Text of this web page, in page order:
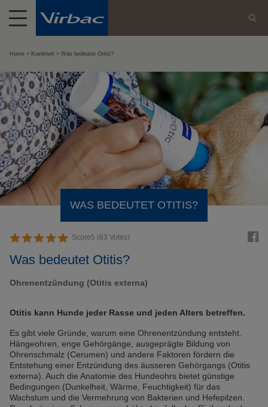
Home Krankheit Was bedeutet Otitis?
WAS BEDEUTET OTITIS?
Score5 (63 Votes)
Was bedeutet Otitis?
Ohrenentzündung (Otitis externa)
Otitis kann Hunde jeder Rasse und jeden Alters betreffen.
Es gibt viele Gründe, warum eine Ohrenentzündung entsteht.
Hängeohren, enge Gehörgänge, ausgeprägte Bildung von
Ohrenschmalz (Cerumen) und andere Faktoren fördern die
Entstehung einer Entzündung des äusseren Gehörgangs (Otitis
externa). Auch die Anatomie des Hundeohrs bietet günstige
Bedingungen (Dunkelheit, Wärme, Feuchtigkeit) für das
Wachstum und die Vermehrung von Bakterien und Hefepilzen.